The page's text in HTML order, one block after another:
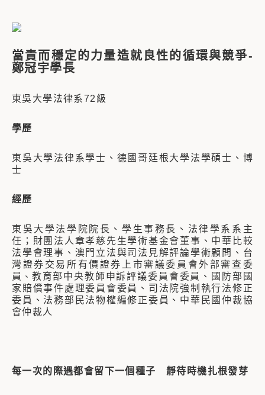
當責而穩定的力量造就良性的循環與競爭-
鄭冠宇學長
東吳大學法律系72級
學歷
東吳大學法律系學士、德國哥廷根大學法學碩士、博
士
經歷
東吳大學法學院院長、學生事務長、法律學系系主
任；財團法人章孝慈先生學術基金會董事、中華比較
法學會理事、澳門立法與司法見解評論學術顧問、台
灣證券交易所有價證券上市審議委員會外部審查委
員 、 教育部中央教師申訴評議委員會委員、國防部國
家賠償事件處理委員會委員、司法院強制執行法修正
委員、法務部民法物權編修正委員、中華民國仲裁協
會仲裁人
每一次的際遇都會留下一個種子 靜待時機扎根發芽